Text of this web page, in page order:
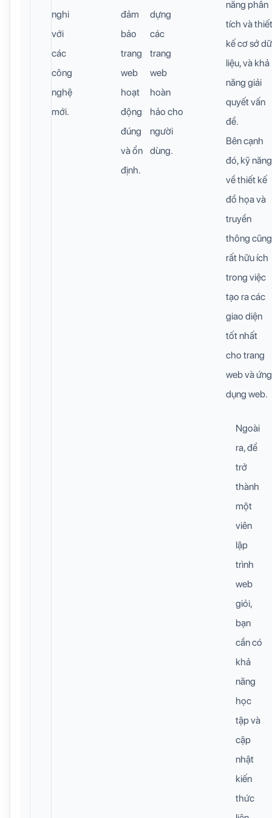
nghi
với
các
công
nghệ
mới.
đảm
bảo
trang
web
hoạt
động
đúng
và ổn
định.
dựng
các
trang
web
hoàn
hảo cho
người
dùng.
năng phân
tích và thiết
kế cơ sở dữ
liệu, và khả
năng giải
quyết vấn
đề.
Bên cạnh
đó, kỹ năng
về thiết kế
đồ họa và
truyền
thông cũng
rất hữu ích
trong việc
tạo ra các
giao diện
tốt nhất
cho trang
web và ứng
dụng web.
Ngoài
ra, để
trở
thành
một
viên
lập
trình
web
giỏi,
bạn
cần có
khả
năng
học
tập và
cập
nhật
kiến
thức